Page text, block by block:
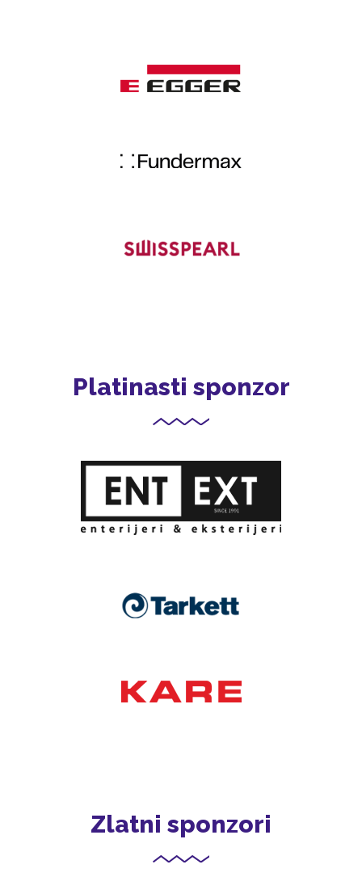
Platinasti sponzor
Zlatni sponzori